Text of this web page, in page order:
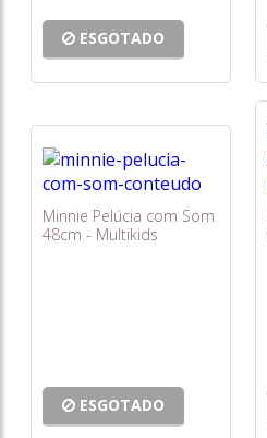
ESGOTADO
Minnie Pelúcia com Som
48cm - Multikids
ESGOTADO